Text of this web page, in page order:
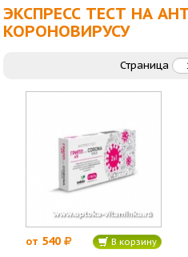
ЭКСПРЕСС ТЕСТ НА
КОРОНОВИРУСУ
Страница
от 540 В корзину